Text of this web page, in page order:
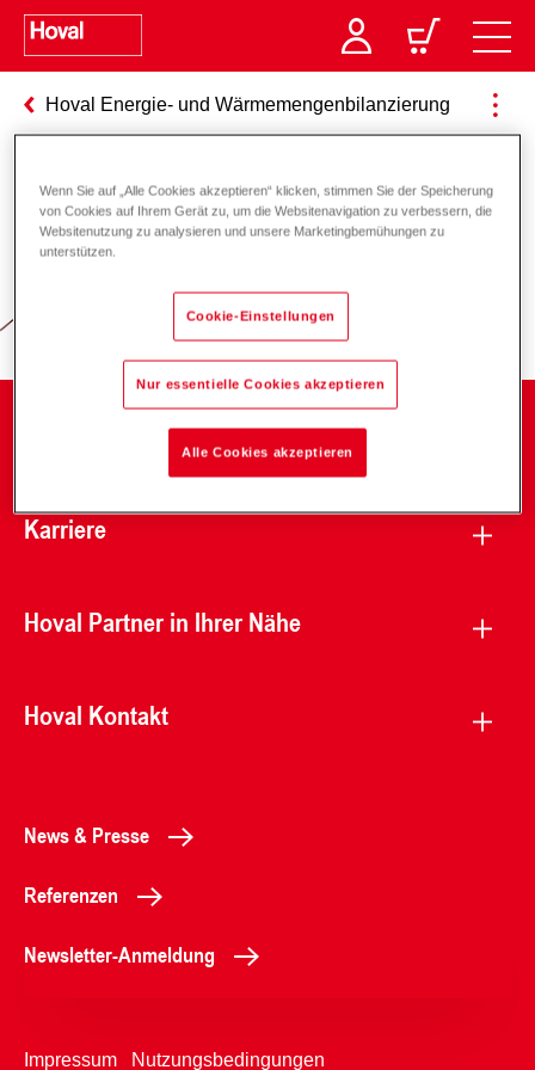
Hoval Energie- und Wärmemengenbilanzierung
Verantwortung für Energie und
Karriere
Hoval Partner in Ihrer Nähe
Hoval Kontakt
News & Presse
Referenzen
Newsletter-Anmeldung
Impressum Nutzungsbedingungen
Wenn Sie auf „Alle Cookies akzeptieren“ klicken, stimmen Sie der Speicherung
von Cookies auf Ihrem Gerät zu, um die Websitenavigation zu verbessern, die
Websitenutzung zu analysieren und unsere Marketingbemühungen zu
unterstützen.
Cookie-Einstellungen
Nur essentielle Cookies akzeptieren
Alle Cookies akzeptieren